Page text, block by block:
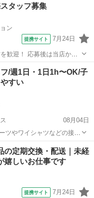
ます！ ※常識の範囲内で
タッフ募集
ン
提携サイト 7月24日
歓迎！ 応募後は当店から
履歴書の持参をお願いし
■CAMP・
/週1日・1日1h〜OK/子
すい
08月04日
ツやワイシャツなどの接
品を売るのではなく、お客
、卒園式など)に寄り添い、
の定期交換・配送｜未経
嬉しいお仕事です
提携サイト 7月24日